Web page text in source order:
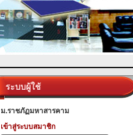
ระบบผู้ใช้
ม.ราชภัฏมหาสารคาม
เข้าสู่ระบบสมาชิก